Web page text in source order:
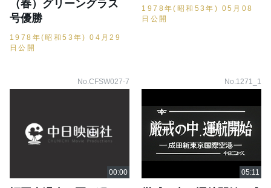
（春）グリーングラス
号優勝
1978年(昭和53年) 04月29
日公開
1978年(昭和53年) 05月08
日公開
No.CFSW027-7 No.1271_1